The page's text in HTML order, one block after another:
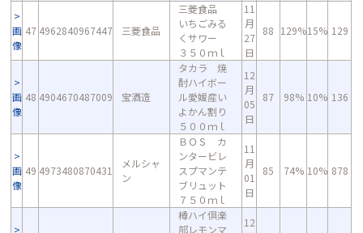
画
像
47 4962840967447 三菱食品
三菱食品
いちごみる
くサワー
３５０ｍｌ
11
月
27
日
88 129%15% 129
画
像
48 4904670487009 宝酒造
タカラ 焼
酎ハイボー
ル愛媛産い
よかん割り
５００ｍｌ
12
月
05
日
87 98% 10% 136
画
像
49 4973480870431
メルシャ
ン
ＢＯＳ カ
ンタービレ
スプマンテ
ブリュット
７５０ｍｌ
11
月
01
日
85 74% 10% 878
樽ハイ倶楽
部レモンマ
12